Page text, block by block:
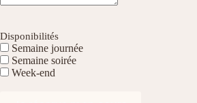
Disponibilités
Semaine journée
Semaine soirée
Week-end